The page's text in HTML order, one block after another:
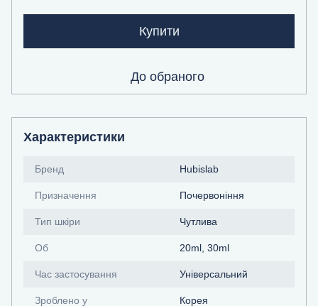
Купити
До обраного
Характеристики
Бренд Hubislab
Призначення Почервоніння
Тип шкіри Чутлива
Об 20ml, 30ml
Час застосування Універсальний
Зроблено у Корея